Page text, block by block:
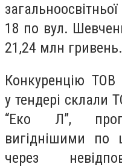
18 по вул.
21,24 млн гривень.
Конкуренцію ТОВ
у тендері склали
“Еко Л”,
вигіднішими по
через